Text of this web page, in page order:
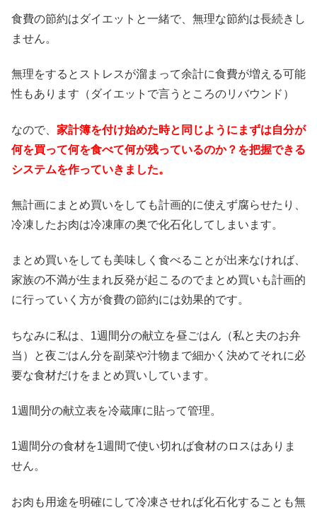
食費の節約はダイエットと一緒で、無理な節約は長続きし
ません。
無理をするとストレスが溜まって余計に食費が増える可能
性もあります（ダイエットで言うところのリバウンド）
なので、 家計簿を付け始めた時と同じようにまずは自分が
何を買って何を食べて何が残っているのか？を把握できる
システムを作っていきました。
無計画にまとめ買いをしても計画的に使えず腐らせたり、
冷凍したお肉は冷凍庫の奥で化石化してしまいます。
まとめ買いをしても美味しく食べることが出来なければ、
家族の不満が生まれ反発が起こるのでまとめ買いも計画的
に行っていく方が食費の節約には効果的です。
ちなみに私は、1週間分の献立を昼ごはん（私と夫のお弁
当）と夜ごはん分を副菜や汁物まで細かく決めてそれに必
要な食材だけをまとめ買いしています。
1週間分の献立表を冷蔵庫に貼って管理。
1週間分の食材を1週間で使い切れば食材のロスはありま
せん。
お肉も用途を明確にして冷凍させれば化石化することも無